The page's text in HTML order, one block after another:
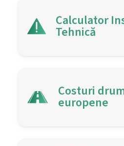
Calculator
Tehnică
Costuri
europene